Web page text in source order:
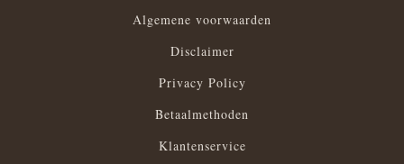
Algemene voorwaarden
Disclaimer
Privacy Policy
Betaalmethoden
Klantenservice